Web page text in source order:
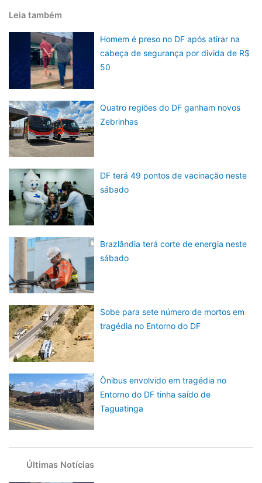
Leia também
Homem é preso no DF após atirar na
cabeça de segurança por divida de R$
50
Quatro regiões do DF ganham novos
Zebrinhas
DF terá 49 pontos de vacinação neste
sábado
Brazlândia terá corte de energia neste
sábado
Sobe para sete número de mortos em
tragédia no Entorno do DF
Ônibus envolvido em tragédia no
Entorno do DF tinha saído de
Taguatinga
Últimas Notícias